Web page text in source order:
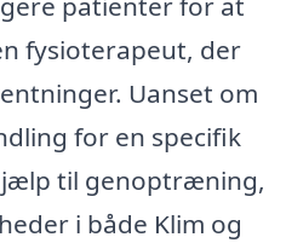
fysioterapeut, der
Uanset om
for en specifik
til genoptræning,
i både Klim og